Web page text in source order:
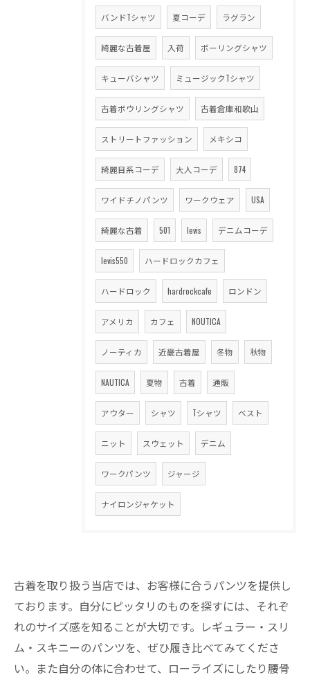
バンドTシャツ 夏コーデ ラグラン
綺麗な古着屋 入荷 ボーリングシャツ
キューバシャツ ミュージックTシャツ
古着ボウリングシャツ 古着倉庫和歌山
ストリートファッション メキシコ
綺麗目系コーデ 大人コーデ 874
ワイドチノパンツ ワークウェア USA
綺麗な古着 501 levis デニムコーデ
levis550 ハードロックカフェ
ハードロック hardrockcafe ロンドン
アメリカ カフェ NOUTICA
ノーティカ 近畿古着屋 冬物 秋物
NAUTICA 夏物 古着 通販
アウター シャツ Tシャツ ベスト
ニット スウェット デニム
ワークパンツ ジャージ
ナイロンジャケット
古着を取り扱う当店では、お客様に合うパンツを提供し
ております。自分にピッタリのものを探すには、それぞ
れのサイズ感を知ることが大切です。レギュラー・スリ
ム・スキニーのパンツを、ぜひ履き比べてみてくださ
い。また自分の体に合わせて、ローライズにしたり腰骨